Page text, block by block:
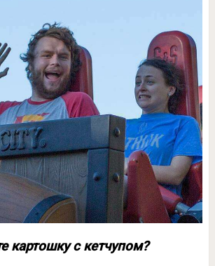
картошку с кетчупом?